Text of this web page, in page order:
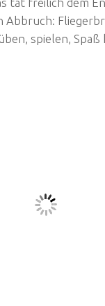
Abbruch:
spielen, Spaß